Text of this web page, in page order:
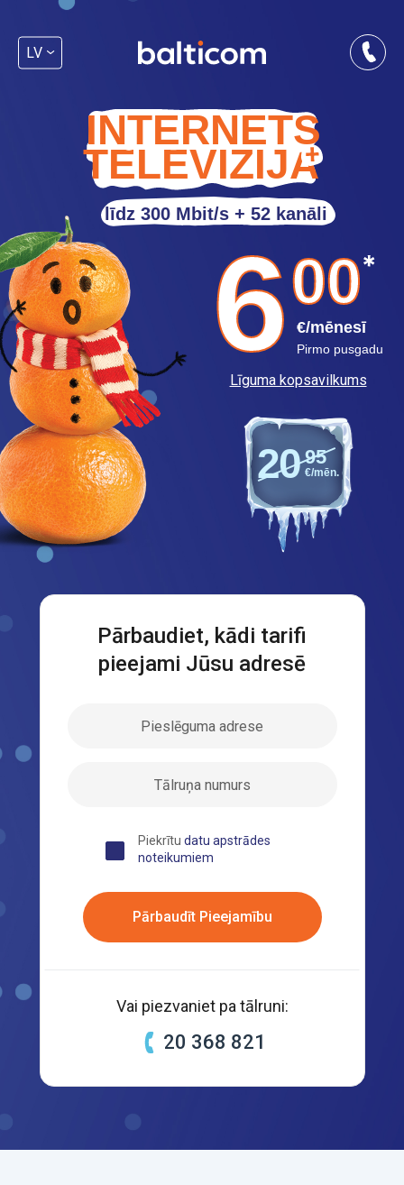
LV
INTERNETS
TELEVĪZIJA
līdz 300 Mbit/s + 52 kanāli
600
€/mēnesī
Pirmo pusgadu
20 95
€/mēn.
Līguma kopsavilkums
Pārbaudiet, kādi tarifi
pieejami Jūsu adresē
Piekrītu datu apstrādes
noteikumiem
Pārbaudīt Pieejamību
Vai piezvaniet pa tālruni:
20 368 821